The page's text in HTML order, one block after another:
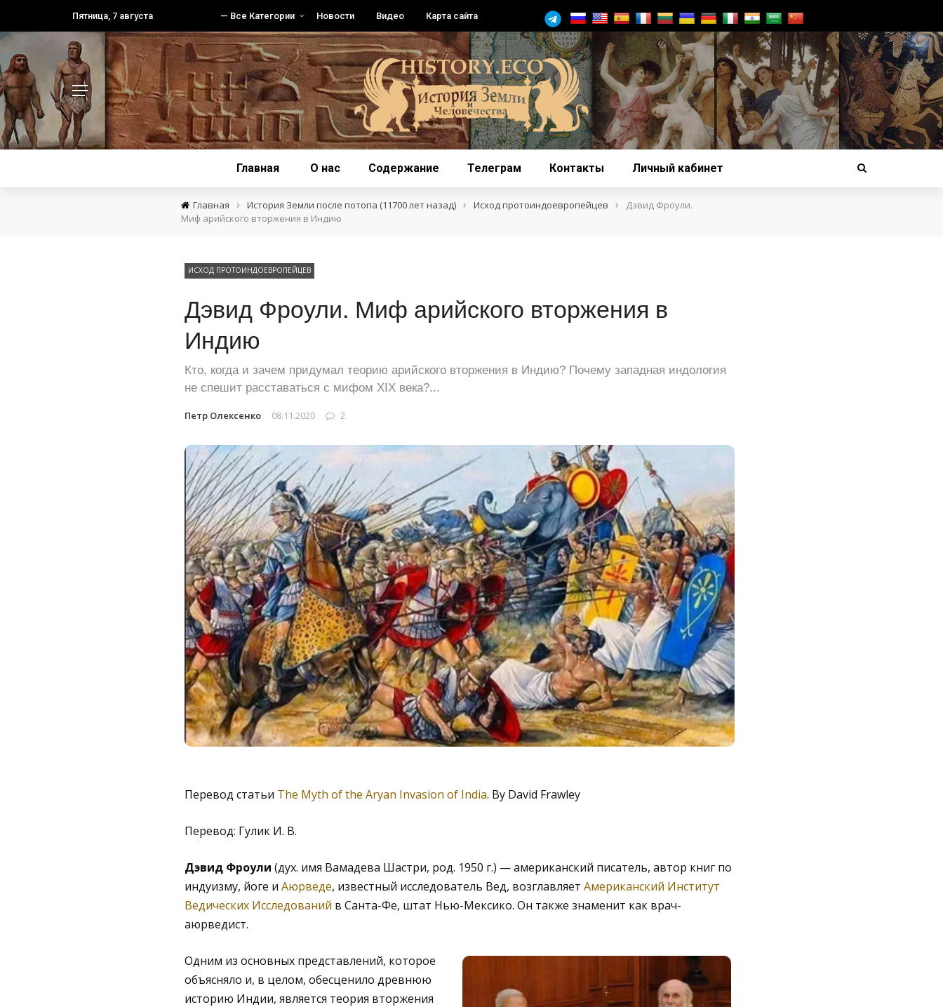
Пятница, 7 августа — Все Категории Новости Видео Карта сайта
Главная О нас Содержание Телеграм Контакты Личный кабинет
Главная › История Земли после потопа (11700 лет назад) › Исход протоиндоевропейцев ›
Дэвид Фроули.
Миф арийского вторжения в Индию
ИСХОД ПРОТОИНДОЕВРОПЕЙЦЕВ
Дэвид Фроули. Миф арийского вторжения в
Индию
Кто, когда и зачем придумал теорию арийского вторжения в Индию? Почему западная индология
не спешит расставаться с мифом XIX века?...
Петр Олексенко 08.11.2020 2
Перевод статьи The Myth of the Aryan Invasion of India. By David Frawley
Перевод: Гулик И. В.
Дэвид Фроули (дух. имя Вамадева Шастри, род. 1950 г.) — американский писатель, автор книг по
индуизму, йоге и Аюрведе, известный исследователь Вед, возглавляет Американский Институт
Ведических Исследований в Санта-Фе, штат Нью-Мексико. Он также знаменит как врач-
аюрведист.
Одним из основных представлений, которое
объясняло и, в целом, обесценило древнюю
историю Индии, является теория вторжения